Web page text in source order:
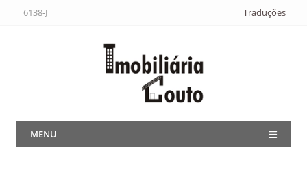
6138-J Traduções
MENU